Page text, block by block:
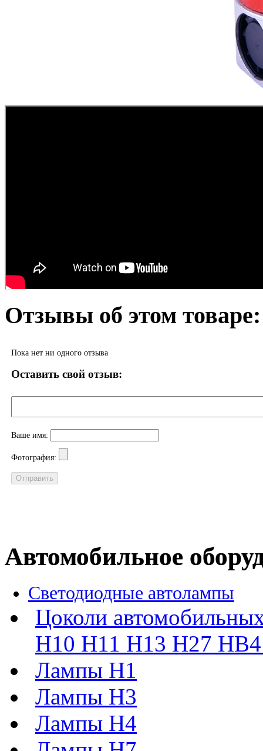
Отзывы об этом товаре:
Пока нет ни одного отзыва
Оставить свой отзыв:
Ваше имя:
Фотография:
Автомобильное
Светодиодные автолампы
Цоколи
H10 H11 H13 H27
Лампы H1
Лампы H3
Лампы H4